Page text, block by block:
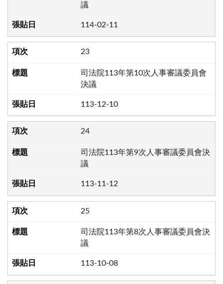
議
114-02-11
23
司法院113年第10次人事審議委員會
決議
113-12-10
24
司法院113年第9次人事審議委員會決
議
113-11-12
25
司法院113年第8次人事審議委員會決
議
113-10-08